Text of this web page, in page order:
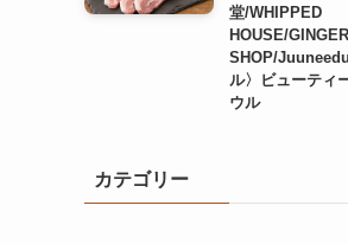
堂/WHIPPED
HOUSE/
SHOP/
ル〉ビューティ
ウル
カテゴリー